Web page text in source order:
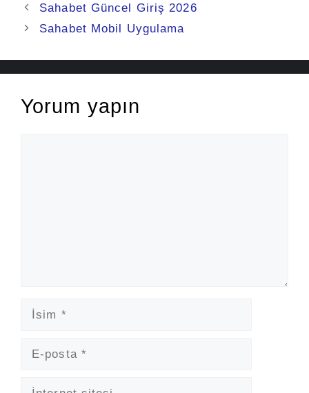
Sahabet Güncel Giriş 2026
Sahabet Mobil Uygulama
Yorum yapın
İsim
posta
İnternet